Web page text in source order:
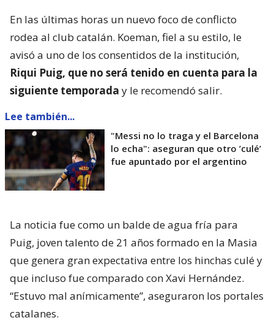
En las últimas horas un nuevo foco de conflicto
rodea al club catalán. Koeman, fiel a su estilo, le
avisó a uno de los consentidos de la institución,
Riqui Puig, que no será tenido en cuenta para la
siguiente temporada y le recomendó salir.
Lee también...
"Messi no lo traga y el Barcelona
lo echa": aseguran que otro ’culé’
fue apuntado por el argentino
La noticia fue como un balde de agua fría para
Puig, joven talento de 21 años formado en la Masia
que genera gran expectativa entre los hinchas culé y
que incluso fue comparado con Xavi Hernández.
“Estuvo mal anímicamente”, aseguraron los portales
catalanes.